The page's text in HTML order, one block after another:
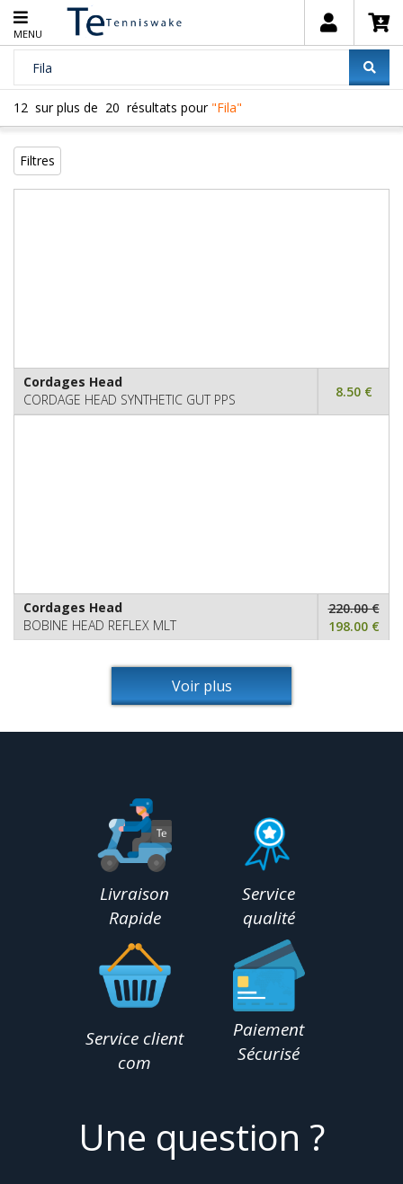
MENU
12 sur plus de 20 résultats pour "Fila"
Filtres
Cordages Head
CORDAGE HEAD SYNTHETIC GUT PPS
8.50 €
Cordages Head
BOBINE HEAD REFLEX MLT
220.00 €
198.00 €
Voir plus
Livraison
Rapide
Service
qualité
Service client
com
Paiement
Sécurisé
Une question ?